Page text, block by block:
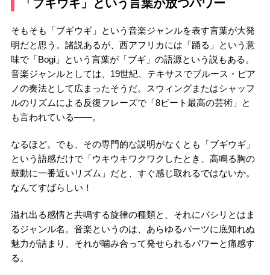
「ブギウギ」という言葉が放つパワー
そもそも「ブギウギ」という音楽ジャンルを表す言葉が大発
明だと思う。諸説あるが、西アフリカには「踊る」という意
味で「Bogi」という言葉が「ブギ」の語源という説もある。
音楽ジャンルとしては、19世紀、テキサスでブルース・ピア
ノの奏法として広まったそうだ。スウィングまたはシャッフ
ルのリズムによる反復フレーズで「8ビート最高の芸術」と
も言われている——。
なるほど。でも、その専門的な説明がなくとも「ブギウギ」
という語感だけで「ウキウキワクワクしたとき、高鳴る胸の
鼓動に一番近いリズム」だと、すぐ感じ取れるではないか。
なんてすばらしい！
溢れ出る感情と共鳴する旋律の種類と、それにバシリとはま
るジャンル名。音楽というのは、あらゆるパーツに底知れぬ
魅力が詰まり、それが噛み合って発せられるパワーと痛感す
る。